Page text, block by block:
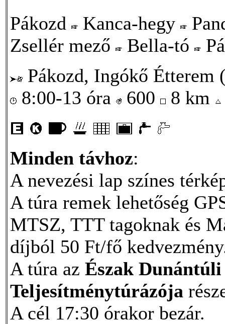
Pákozd Kanca-hegy
Zsellér mező
Bella-tó
Pákozd, Ingókő Étterem
8:00-13 óra
600 8 km
Minden távhoz:
A nevezési lap színes
A túra remek lehetőség
MTSZ, TTT tagoknak és
díjból 50 Ft/fő
A túra az Észak
Teljesítménytúrázója
A cél 17:30 órakor bezár.